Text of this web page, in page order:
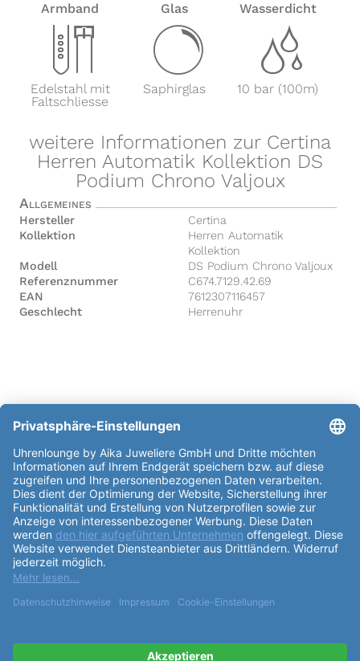
Armband
x
Edelstahl mit
Faltschliesse
Glas
y
Saphirglas
Wasserdicht
z
10 bar (100m)
weitere Informationen zur Certina
Herren Automatik Kollektion DS
Podium Chrono Valjoux
Allgemeines
Hersteller
Certina
Kollektion
Herren Automatik
Kollektion
Modell
DS Podium Chrono Valjoux
Referenznummer
C674.7129.42.69
EAN
7612307116457
Geschlecht
Herrenuhr